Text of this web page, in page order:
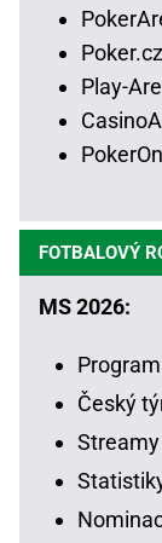
Play-
FOTBALOVÝ
MS 2026:
Český